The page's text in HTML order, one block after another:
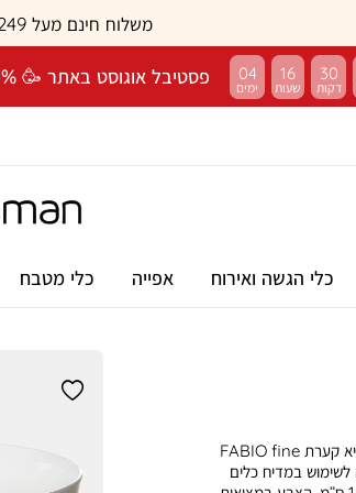
משלוח חינם מעל 249 ₪ | החזרות חינם בסניפים
פסטיבל אוגוסט באתר 🥳 50% הנחה + אקסטרה 25% על היתרה! 🎉 04 16 30
כלי הגשה ואירוח אפייה כלי מטבח
אין על לבן, ואין על עיצוב קלאסי. כזו בדיוק היא קערת FABIO fine
במדיח כלים